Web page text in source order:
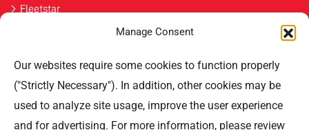
Manage Consent
Our websites require some cookies to function properly
("Strictly Necessary"). In addition, other cookies may be
used to analyze site usage, improve the user experience
and for advertising. For more information, please review
Fleetstar
Contáctenos
Professional Offices Park 996
San Roberto Street 5th Floor Tower III,